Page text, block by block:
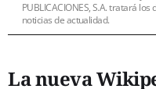
PUBLICACIONES, S.A. tratará
noticias de actualidad.
La nueva